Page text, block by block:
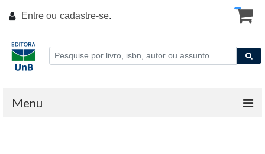
Entre ou cadastre-se.
Menu